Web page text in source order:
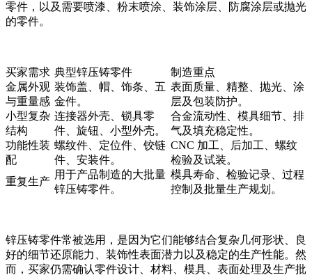
零件，以及需要喷漆、粉末喷涂、装饰涂层、防腐涂层或抛光
的零件。
买家需求 典型锌压铸零件
制造重点
金属外观
与重量感
装饰盖、帽、饰条、五
金件。
表面质量、精整、抛光、涂
层及包装防护。
小型复杂
结构
连接器外壳、锁具零
件、旋钮、小型外壳。
合金流动性、模具细节、排
气及填充稳定性。
功能性装
配
螺纹件、定位件、铰链
件、安装件。
CNC 加工、后加工、螺纹
检验及试装。
重复生产
用于产品制造的大批量
锌压铸零件。
模具寿命、检验记录、过程
控制及批量生产规划。
锌压铸零件常被选用，是因为它们能够结合复杂几何形状、良
好的细节还原能力、装饰性表面潜力以及稳定的生产性能。然
而，买家仍需确认零件设计、材料、模具、表面处理及生产批